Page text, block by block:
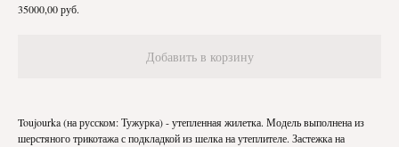
35000,00руб.
Добавить в корзину
Toujourka (на русском: Тужурка) - утепленная жилетка. Модель выполнена из
шерстяного трикотажа с подкладкой из шелка на утеплителе. Застежка на